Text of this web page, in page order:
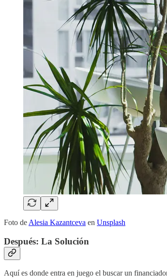
Foto de Alesia Kazantceva en Unsplash
Después: La Solución
Aquí es donde entra en juego el buscar un